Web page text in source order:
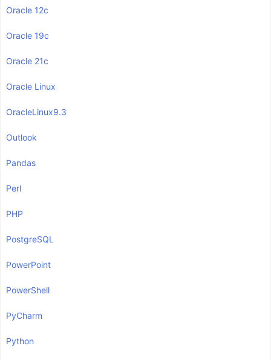
Oracle 12c
Oracle 19c
Oracle 21c
Oracle Linux
OracleLinux9.3
Outlook
Pandas
Perl
PHP
PostgreSQL
PowerPoint
PowerShell
PyCharm
Python